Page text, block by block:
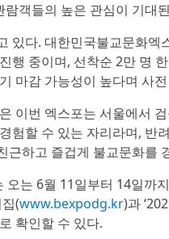
객들의 높은 관심이 기대
있다. 대한민국불교문화엑
행 중이며, 선착순 2만 명
마감 가능성이 높다며 사
이번 엑스포는 서울에서
험할 수 있는 자리라며, 반
근하고 즐겁게 불교문화를
오는 6월 11일부터 14일까
(www.bexpodg.kr)과
확인할 수 있다.